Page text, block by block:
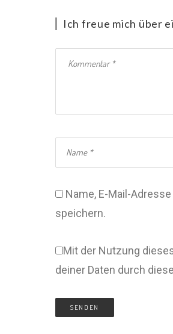
Ich freue mich über
Name, E-Mail-
speichern.
Mit der Nutzung
deiner Daten durch